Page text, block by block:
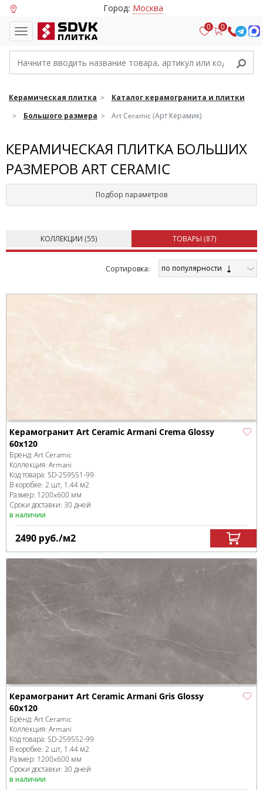
Город: Москва
0 0
Керамическая плитка
Каталог керамогранита и плитки
Большого размера
Art Ceramic (Арт Керамик)
КЕРАМИЧЕСКАЯ ПЛИТКА БОЛЬШИХ
РАЗМЕРОВ ART CERAMIC
Подбор параметров
КОЛЛЕКЦИИ (55) ТОВАРЫ (87)
Cортировка: по популярности
Керамогранит Art Ceramic Armani Crema Glossy
60x120
Бренд: Art Ceramic
Коллекция: Armani
Код товара: SD-259551-99
В коробке: 2 шт, 1.44 м2
Размер: 1200x600 мм
Сроки доставки: 30 дней
в наличии
2490 руб./м2
Керамогранит Art Ceramic Armani Gris Glossy
60x120
Бренд: Art Ceramic
Коллекция: Armani
Код товара: SD-259552-99
В коробке: 2 шт, 1.44 м2
Размер: 1200x600 мм
Сроки доставки: 30 дней
в наличии